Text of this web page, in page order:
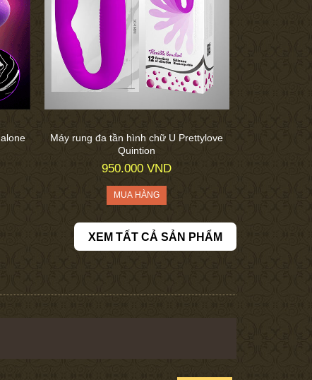
Máy rung đa tần hình chữ U Prettylove
Quintion
950.000 VND
XEM TẤT CẢ SẢN PHẨM